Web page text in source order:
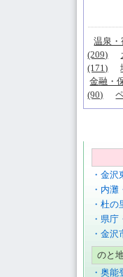
温泉・
(209)
(171)
金融・
(90)
・金沢
・内
・杜
・県
・金沢
のと
・奥能